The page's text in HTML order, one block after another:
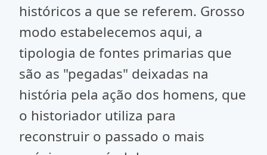
históricos a que se referem. Grosso
modo estabelecemos aqui, a
tipologia de fontes primarias que
são as "pegadas" deixadas na
história pela ação dos homens, que
o historiador utiliza para
reconstruir o passado o mais